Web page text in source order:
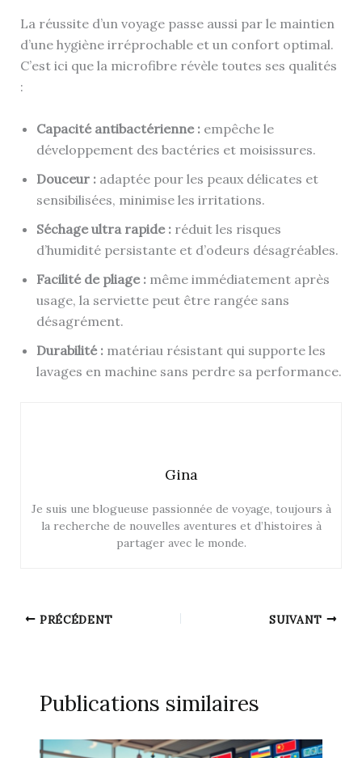
La réussite d’un voyage passe aussi par le maintien
d’une hygiène irréprochable et un confort optimal.
C’est ici que la microfibre révèle toutes ses qualités
:
Capacité antibactérienne :empêche le
développement des bactéries et moisissures.
Douceur :adaptée pour les peaux délicates et
sensibilisées, minimise les irritations.
Séchage ultra rapide :réduit les risques
d’humidité persistante et d’odeurs désagréables.
Facilité de pliage :même immédiatement après
usage, la serviette peut être rangée sans
désagrément.
Durabilité :matériau résistant qui supporte les
lavages en machine sans perdre sa performance.
Gina
Je suis une blogueuse passionnée de voyage, toujours à
la recherche de nouvelles aventures et d’histoires à
partager avec le monde.
PRÉCÉDENT SUIVANT
Publications similaires